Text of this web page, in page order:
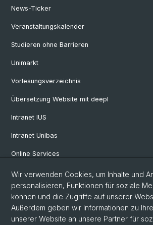
News-Ticker
Veranstaltungskalender
Studieren ohne Barrieren
Unimarkt
Vorlesungsverzeichnis
Übersetzung Website mit deepl
Intranet IUS
Intranet Unibas
Online Services
Social Media
Instagram
Wir verwenden Cookies, um Inhalte und
personalisieren, Funktionen für soziale
können und die Zugriffe auf unserer
Außerdem geben wir Informationen zu
unserer Website an unsere Partner für